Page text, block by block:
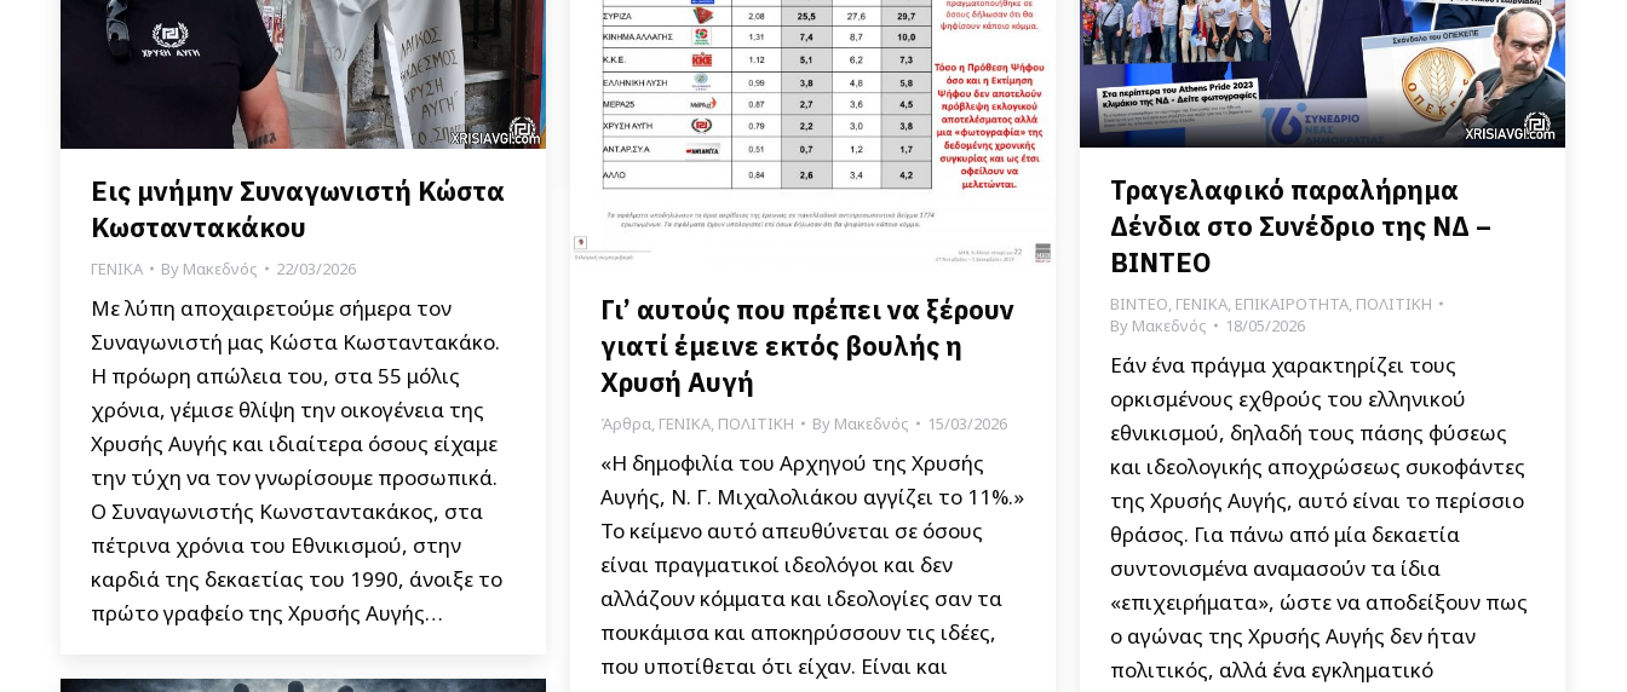
Τραγελαφικό παραλήρημα
Δένδια στο Συνέδριο της ΝΔ –
ΒΙΝΤΕΟ
ΒΙΝΤΕΟ, ΓΕΝΙΚΑ, ΕΠΙΚΑΙΡΟΤΗΤΑ, ΠΟΛΙΤΙΚΗ
By Μακεδνός 18/05/2026
Εάν ένα πράγμα χαρακτηρίζει τους
ορκισμένους εχθρούς του ελληνικού
εθνικισμού, δηλαδή τους πάσης φύσεως
και ιδεολογικής αποχρώσεως συκοφάντες
της Χρυσής Αυγής, αυτό είναι το περίσσιο
θράσος. Για πάνω από μία δεκαετία
συντονισμένα αναμασούν τα ίδια
«επιχειρήματα», ώστε να αποδείξουν πως
ο αγώνας της Χρυσής Αυγής δεν ήταν
πολιτικός, αλλά ένα εγκληματικό
Εις μνήμην Συναγωνιστή Κώστα
Κωσταντακάκου
ΓΕΝΙΚΑ By Μακεδνός 22/03/2026
Με λύπη αποχαιρετούμε σήμερα τον
Συναγωνιστή μας Κώστα Κωσταντακάκο.
Η πρόωρη απώλεια του, στα 55 μόλις
χρόνια, γέμισε θλίψη την οικογένεια της
Χρυσής Αυγής και ιδιαίτερα όσους είχαμε
την τύχη να τον γνωρίσουμε προσωπικά.
Ο Συναγωνιστής Κωνσταντακάκος, στα
πέτρινα χρόνια του Εθνικισμού, στην
καρδιά της δεκαετίας του 1990, άνοιξε το
πρώτο γραφείο της Χρυσής Αυγής…
Γι’ αυτούς που πρέπει να ξέρουν
γιατί έμεινε εκτός βουλής η
Χρυσή Αυγή
Άρθρα, ΓΕΝΙΚΑ, ΠΟΛΙΤΙΚΗ By Μακεδνός 15/03/2026
«Η δημοφιλία του Αρχηγού της Χρυσής
Αυγής, Ν. Γ. Μιχαλολιάκου αγγίζει το 11%.»
Το κείμενο αυτό απευθύνεται σε όσους
είναι πραγματικοί ιδεολόγοι και δεν
αλλάζουν κόμματα και ιδεολογίες σαν τα
πουκάμισα και αποκηρύσσουν τις ιδέες,
που υποτίθεται ότι είχαν. Είναι και